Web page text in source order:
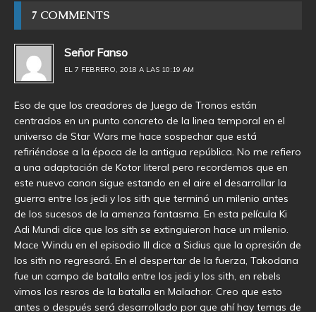
7 COMMENTS
Señor Fanso
EL 7 FEBRERO, 2018 A LAS 10:19 AM
Eso de que los creadores de Juego de Tronos están
centrados en un punto concreto de la linea temporal en el
universo de Star Wars me hace sospechar que está
refiriéndose a la época de la antigua república. No me refiero
a una adaptación de Kotor literal pero recordemos que en
este nuevo canon sigue estando en el aire el desarrollar la
guerra entre los jedi y los sith que terminó un milenio antes
de los sucesos de la amenza fantasma. En esta película Ki
Adi Mundi dice que los sith se extinguieron hace un milenio.
Mace Windu en el episodio III dice a Sidius que la opresión de
los sith no regresará. En el despertar de la fuerza, Takodana
fue un campo de batalla entre los jedi y los sith, en rebels
vimos los resros de la batalla en Malachor. Creo que esto
antes o después será desarrollado por que ahí hay temas de